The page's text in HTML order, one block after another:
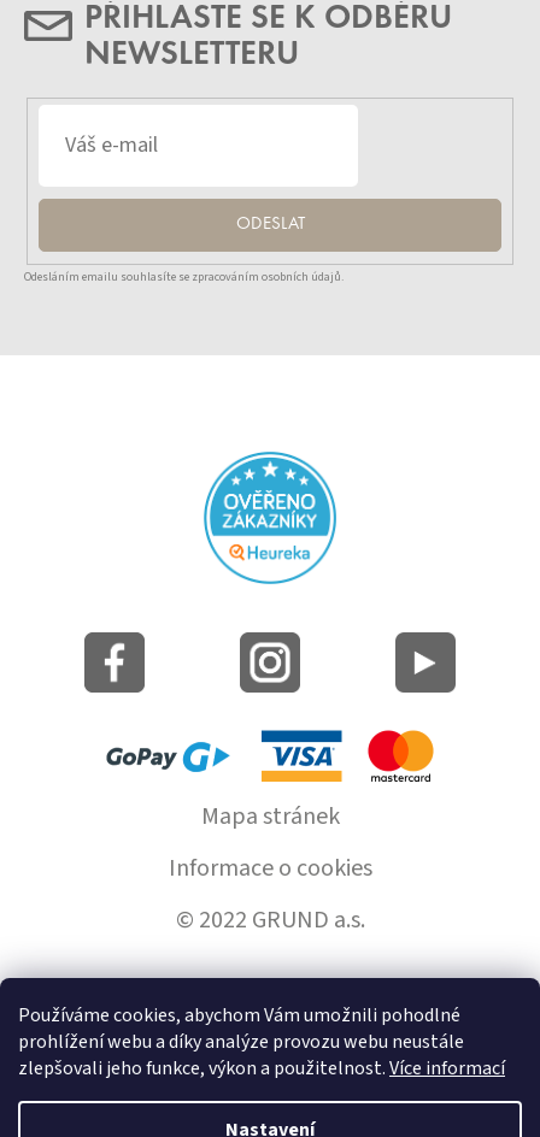
Používáme cookies, abychom Vám umožnili pohodlné
prohlížení webu a díky analýze provozu webu neustále
zlepšovali jeho funkce, výkon a použitelnost.Více informací
Nastavení
PŘIHLASTE SE K ODBĚRU
NEWSLETTERU
ODESLAT
Odesláním emailu souhlasíte se zpracováním osobních údajů.
Mapa stránek
Informace o cookies
© 2022 GRUND a.s.
Vytvořil Shoptet